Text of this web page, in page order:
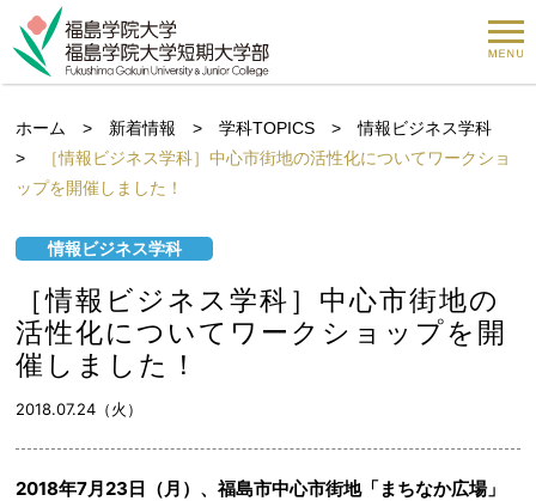
ホーム > 新着情報 >学科TOPICS >情報ビジネス学科
>
［情報ビジネス学科］中心市街地の活性化についてワークショ
ップを開催しました！
情報ビジネス学科
［情報ビジネス学科］中心市街地の
活性化についてワークショップを開
催しました！
2018.07.24（火）
2018年7月23日（月）、福島市中心市街地「まちなか広場」